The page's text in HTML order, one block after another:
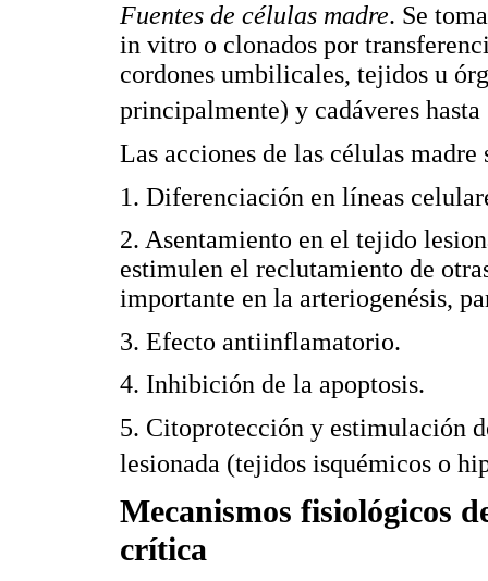
Fuentes de células madre. Se
in vitro o clonados por
cordones umbilicales, tejidos u
principalmente) y cadáveres
Las acciones de las células madre
1. Diferenciación en líneas
2. Asentamiento en el tejido
estimulen el reclutamiento de
importante en la arteriogenésis,
3. Efecto antiinflamatorio.
4. Inhibición de la apoptosis.
5. Citoprotección y estimulación
lesionada (tejidos isquémicos o
Mecanismos fisiológicos
crítica